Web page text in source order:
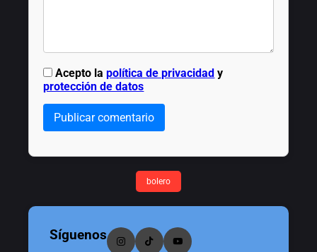
Acepto lapolítica de privacidad y
protección de datos
Publicar comentario
bolero
Síguenos